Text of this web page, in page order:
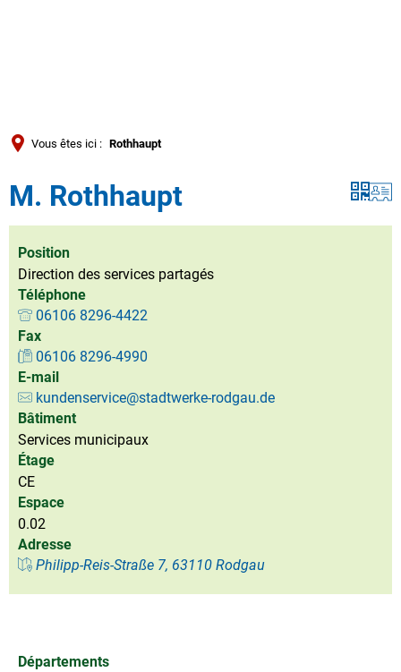
Vous êtes ici : Rothhaupt
M. Rothhaupt
Position
Direction des services partagés
Téléphone
06106 8296-4422
Fax
06106 8296-4990
E-mail
kundenservice@stadtwerke-rodgau.de
Bâtiment
Services municipaux
Étage
CE
Espace
0.02
Adresse
Philipp-Reis-Straße 7, 63110 Rodgau
Départements